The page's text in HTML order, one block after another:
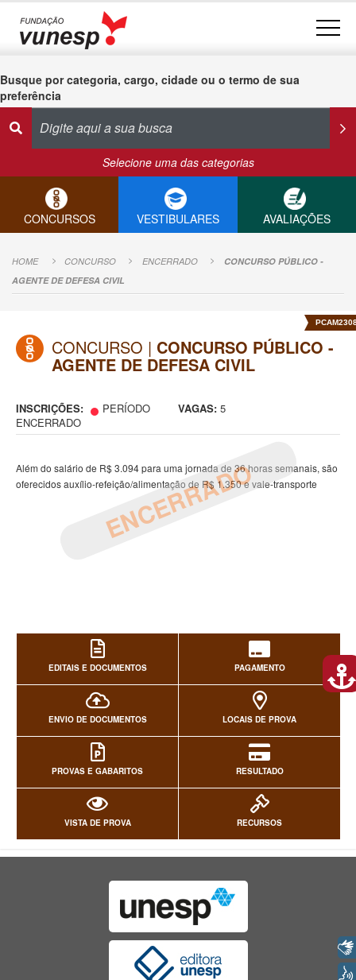
Busque por categoria, cargo, cidade ou o termo de sua
preferência
Selecione uma das categorias
CONCURSOS VESTIBULARES AVALIAÇÕES
HOME CONCURSO ENCERRADO
CONCURSO PÚBLICO -
AGENTE DE DEFESA CIVIL
CONCURSO | CONCURSO PÚBLICO -
AGENTE DE DEFESA CIVIL
INSCRIÇÕES:
PERÍODO
ENCERRADO
VAGAS: 5
ENCERRADO
Além do salário de R$ 3.094 para uma jornada de 36 horas semanais, são
oferecidos auxílio-refeição/alimentação de R$ 1.350 e vale-transporte
EDITAIS E DOCUMENTOS PAGAMENTO
ENVIO DE DOCUMENTOS LOCAIS DE PROVA
PROVAS E GABARITOS RESULTADO
VISTA DE PROVA RECURSOS